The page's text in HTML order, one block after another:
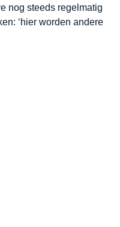
nog steeds regelmatig
‘hier worden andere